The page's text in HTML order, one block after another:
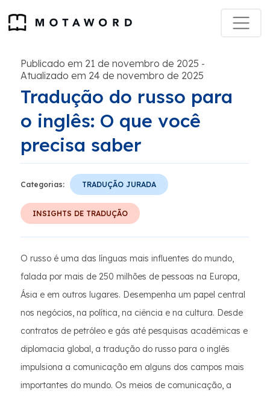
Publicado em 21 de novembro de 2025 -
Atualizado em 24 de novembro de 2025
Tradução do russo para
o inglês: O que você
precisa saber
Categorias: TRADUÇÃO JURADA
INSIGHTS DE TRADUÇÃO
O russo é uma das línguas mais influentes do mundo,
falada por mais de 250 milhões de pessoas na Europa,
Ásia e em outros lugares. Desempenha um papel central
nos negócios, na política, na ciência e na cultura. Desde
contratos de petróleo e gás até pesquisas acadêmicas e
diplomacia global, a tradução do russo para o inglês
impulsiona a comunicação em alguns dos campos mais
importantes do mundo. Os meios de comunicação, a